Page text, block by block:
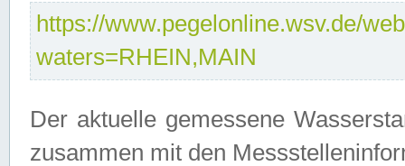
https://www.pegelonline.wsv.de/
waters=RHEIN,MAIN
Der aktuelle gemessene
zusammen mit den